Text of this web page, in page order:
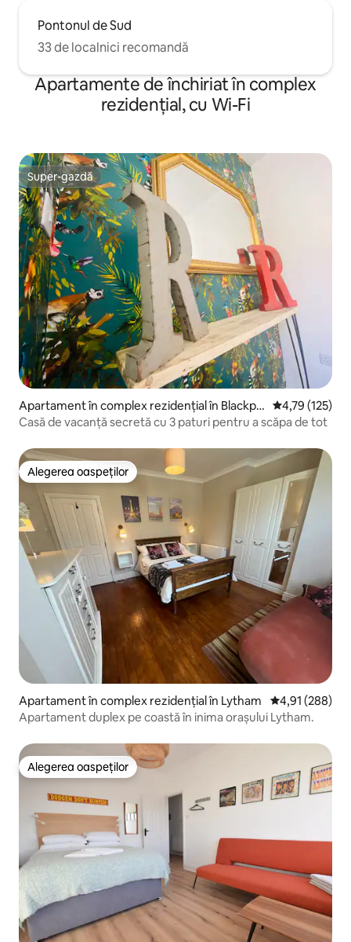
Pontonul de Sud
33 de localnici recomandă
Apartamente de închiriat în complex
rezidențial, cu Wi-Fi
Super-gazdă
Super-gazdă
Apartament în complex rezidențial în Blackpo
ol
Scor mediu
4,79 (125)
Casă de vacanță secretă cu 3 paturi pentru a scăpa de tot
Alegerea oaspeților
Alegerea oaspeților
Apartament în complex rezidențial în Lytham Scor mediu de
4,91 (288)
Apartament duplex pe coastă în inima orașului Lytham.
Alegerea oaspeților
Alegerea oaspeților